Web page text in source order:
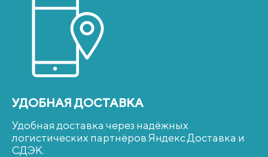
УДОБНАЯ ДОСТАВКА
Удобная доставка через надёжных
логистических партнёров Яндекс Доставка и
СДЭK.